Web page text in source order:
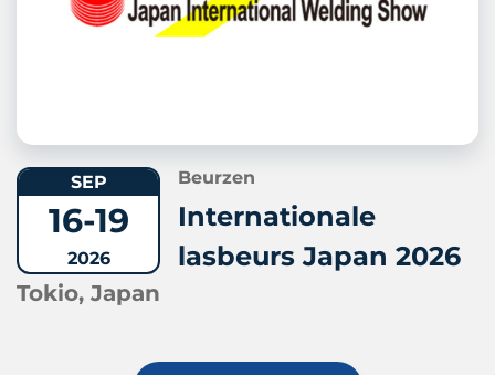
SEP
16-19
2026
Beurzen
Internationale
lasbeurs Japan 2026
Tokio, Japan